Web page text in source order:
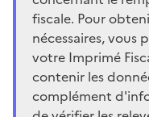
fiscale. Pour
nécessaires, vous
votre Imprimé
contenir les
complément